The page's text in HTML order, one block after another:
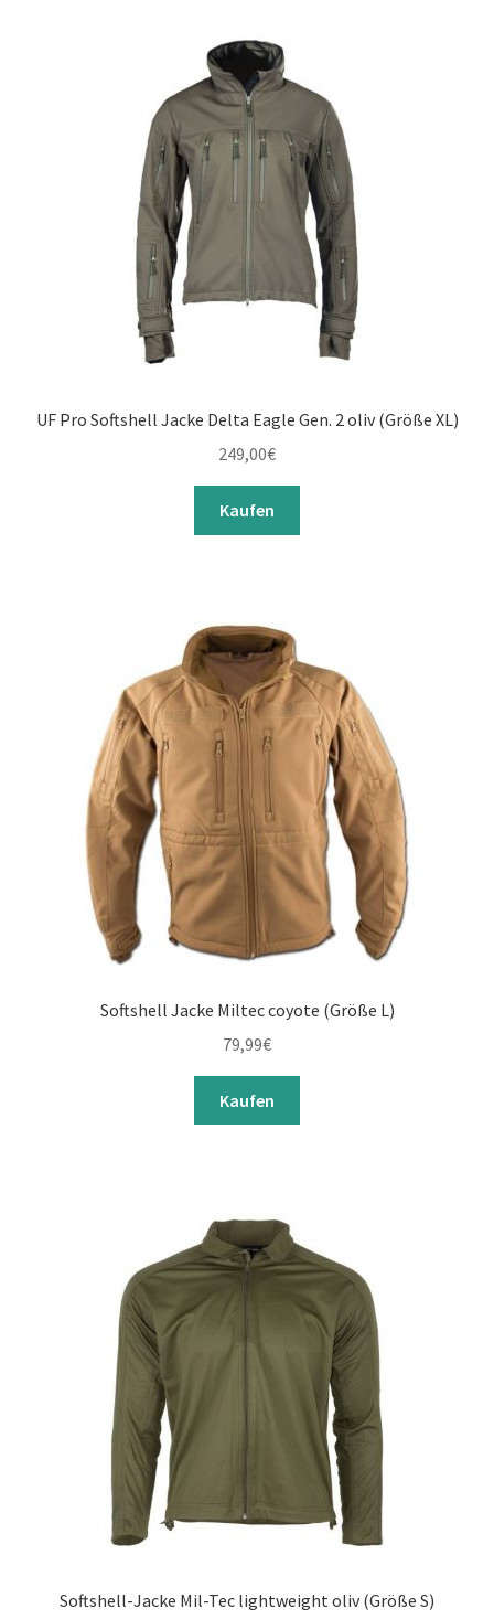
UF Pro Softshell Jacke Delta Eagle Gen. 2 oliv (Größe XL)
249,00€
Kaufen
Softshell Jacke Miltec coyote (Größe L)
79,99€
Kaufen
Softshell-Jacke Mil-Tec lightweight oliv (Größe S)